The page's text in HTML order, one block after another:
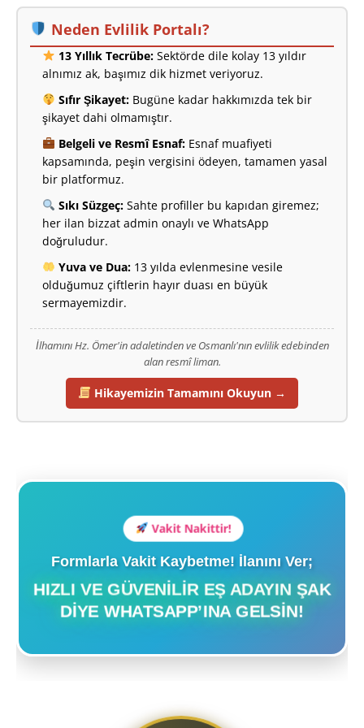
Neden Evlilik Portalı?
13 Yıllık Tecrübe:Sektörde dile kolay 13 yıldır
alnımız ak, başımız dik hizmet veriyoruz.
Sıfır Şikayet:Bugüne kadar hakkımızda tek bir
şikayet dahi olmamıştır.
Belgeli ve Resmî Esnaf:Esnaf muafiyeti
kapsamında, peşin vergisini ödeyen, tamamen yasal
bir platformuz.
Sıkı Süzgeç:Sahte profiller bu kapıdan giremez;
her ilan bizzat admin onaylı ve WhatsApp
doğruludur.
Yuva ve Dua:13 yılda evlenmesine vesile
olduğumuz çiftlerin hayır duası en büyük
sermayemizdir.
İlhamını Hz. Ömer'in adaletinden ve Osmanlı'nın evlilik edebinden
alan resmî liman.
Hikayemizin Tamamını Okuyun →
Vakit Nakittir!
Formlarla Vakit Kaybetme! İlanını Ver;
HIZLI VE GÜVENILIR EŞ ADAYIN ŞAK
DIYE WHATSAPP’INA GELSIN!